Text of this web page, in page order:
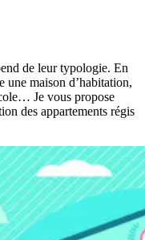
de leur typologie. En
une maison d’habitation,
Je vous propose
des appartements régis